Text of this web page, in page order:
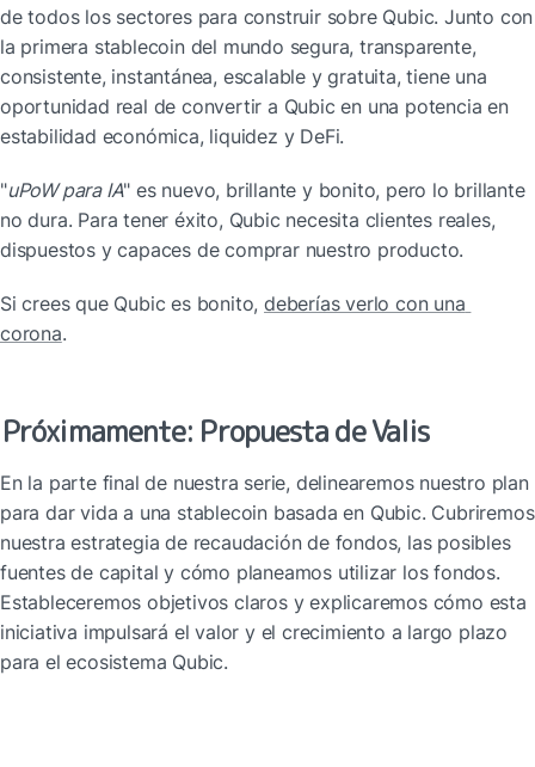
de todos los sectores para construir sobre Qubic. Junto con
la primera stablecoin del mundo segura, transparente,
consistente, instantánea, escalable y gratuita, tiene una
oportunidad real de convertir a Qubic en una potencia en
estabilidad económica, liquidez y DeFi.
"uPoW para IA" es nuevo, brillante y bonito, pero lo brillante
no dura. Para tener éxito, Qubic necesita clientes reales,
dispuestos y capaces de comprar nuestro producto.
Si crees que Qubic es bonito, deberías verlo con una
corona.
Próximamente: Propuesta de Valis
En la parte final de nuestra serie, delinearemos nuestro plan
para dar vida a una stablecoin basada en Qubic. Cubriremos
nuestra estrategia de recaudación de fondos, las posibles
fuentes de capital y cómo planeamos utilizar los fondos.
Estableceremos objetivos claros y explicaremos cómo esta
iniciativa impulsará el valor y el crecimiento a largo plazo
para el ecosistema Qubic.